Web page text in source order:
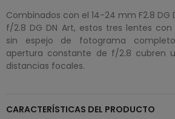
Combinados con el 14-24 mm F2.8
f/2.8 DG DN Art, estos tres lentes
sin espejo de fotograma
apertura constante de f/2.8 cubren
distancias focales.
CARACTERÍSTICAS DEL PRODUCTO